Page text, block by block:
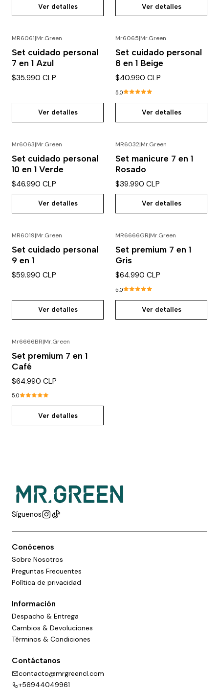
Ver detalles Ver detalles
MR6061|Mr.Green
Set cuidado personal
7 en 1 Azul
$35.990 CLP
Ver detalles
Mr6065|Mr.Green
Set cuidado personal
8 en 1 Beige
$40.990 CLP
5.0
Ver detalles
Mr6063|Mr.Green
Set cuidado personal
10 en 1 Verde
$46.990 CLP
Ver detalles
MR6032|Mr.Green
Set manicure 7 en 1
Rosado
$39.990 CLP
Ver detalles
MR6019|Mr.Green
Set cuidado personal
9 en 1
$59.990 CLP
Ver detalles
MR6666GR|Mr.Green
Set premium 7 en 1
Gris
$64.990 CLP
5.0
Ver detalles
Mr6666BR|Mr.Green
Set premium 7 en 1
Café
$64.990 CLP
5.0
Ver detalles
Síguenos
Conócenos
Sobre Nosotros
Preguntas Frecuentes
Política de privacidad
Información
Despacho & Entrega
Cambios & Devoluciones
Términos & Condiciones
Contáctanos
contacto@mrgreencl.com
+56944049961